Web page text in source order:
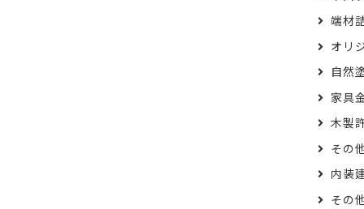
端材
オリ
自然
家具
木製
その
内装
その